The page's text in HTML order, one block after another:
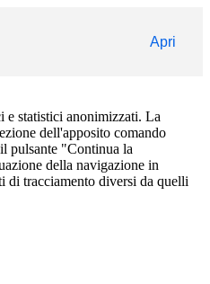
Apri
e statistici anonimizzati. La
dell'apposito comando
pulsante "Continua la
della navigazione in
di tracciamento diversi da quelli